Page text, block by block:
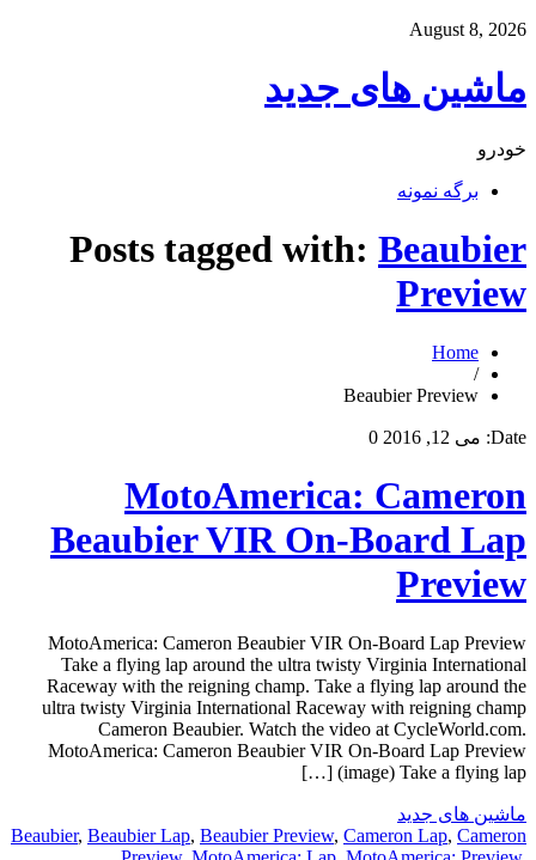
August 8, 2026
ماشین های جدید
خودرو
برگه نمونه
Posts tagged with: Beaubier
Preview
Home
/
Beaubier Preview
Date: می 12, 2016 0
MotoAmerica: Cameron
Beaubier VIR On-Board Lap
Preview
MotoAmerica: Cameron Beaubier VIR On-Board Lap Preview
Take a flying lap around the ultra twisty Virginia International
Raceway with the reigning champ. Take a flying lap around the
ultra twisty Virginia International Raceway with reigning champ
Cameron Beaubier. Watch the video at CycleWorld.com.
MotoAmerica: Cameron Beaubier VIR On-Board Lap Preview
(image) Take a flying lap […]
ماشین های جدید
Beaubier, Beaubier Lap, Beaubier Preview, Cameron Lap, Cameron